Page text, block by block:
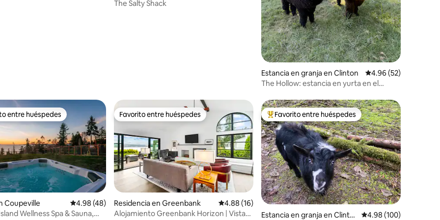
The Salty Shack
Estancia en granja en Clinton Calificación
4.96 (52)
The Hollow: estancia en yurta en el
de 5; 86 evaluaciones
en Favorito entre huéspedes
entre huéspedes
Coupeville Calificación promedio: 4.98 de 5; 48 evaluaciones
4.98 (48)
Wellness Spa & Sauna,
Favorito entre huéspedes
Favorito entre huéspedes
Residencia en Greenbank Calificación promedio: 4.88 de 5; 16 evaluaciones
4.88 (16)
Alojamiento Greenbank Horizon | Vistas
De los mejores en Favorito entre huéspedes
Favorito entre huéspedes
Estancia en granja en Clinto
Calificación promedio:
4.98 (100)